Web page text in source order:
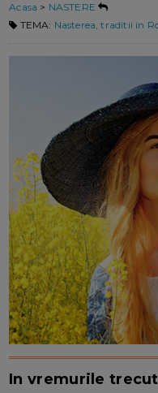
Acasa > NASTERE
TEMA: Nasterea, traditii in
In vremurile